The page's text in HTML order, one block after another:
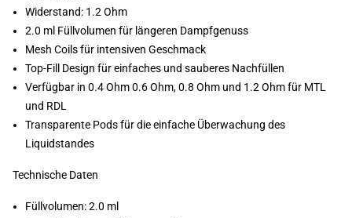
Widerstand: 1.2 Ohm
2.0 ml Füllvolumen für längeren Dampfgenuss
Mesh Coils für intensiven Geschmack
Top-Fill Design für einfaches und sauberes Nachfüllen
Verfügbar in 0.4 Ohm 0.6 Ohm, 0.8 Ohm und 1.2 Ohm für MTL
und RDL
Transparente Pods für die einfache Überwachung des
Liquidstandes
Technische Daten
Füllvolumen: 2.0 ml